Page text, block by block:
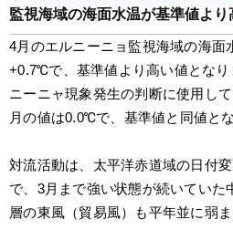
監視海域の海面水温が基準値より
4月のエルニーニョ監視海域の海面
+0.7℃で、基準値より高い値とな
ニーニャ現象発生の判断に使用し
月の値は0.0℃で、基準値と同値とな
対流活動は、太平洋赤道域の日付
で、3月まで強い状態が続いていた
層の東風（貿易風）も平年並に弱ま